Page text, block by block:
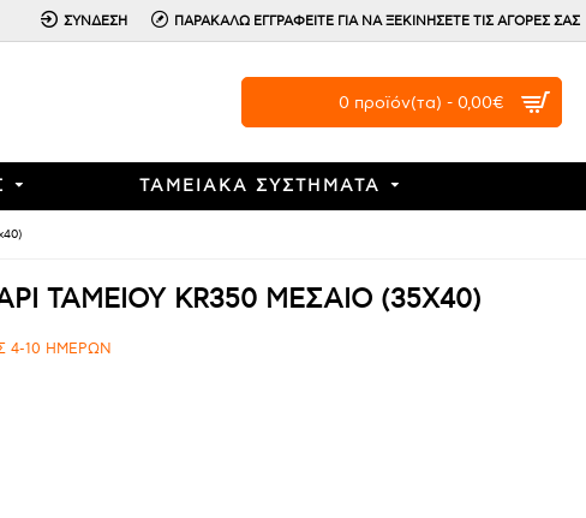
ΣΥΝΔΕΣΗ ΠΑΡΑΚΑΛΩ ΕΓΓΡΑΦΕΙΤΕ ΓΙΑ ΝΑ ΞΕΚΙΝΗΣΕΤΕ ΤΙΣ ΑΓΟΡΕΣ ΣΑΣ
0 προϊόν(τα) - 0,00€
ΤΑΜΕΙΑΚΑ ΣΥΣΤΗΜΑΤΑ
ΤΑΜΕΙΟΥ KR350 ΜΕΣΑΙΟ (35X40)
4-10 ΗΜΕΡΩΝ